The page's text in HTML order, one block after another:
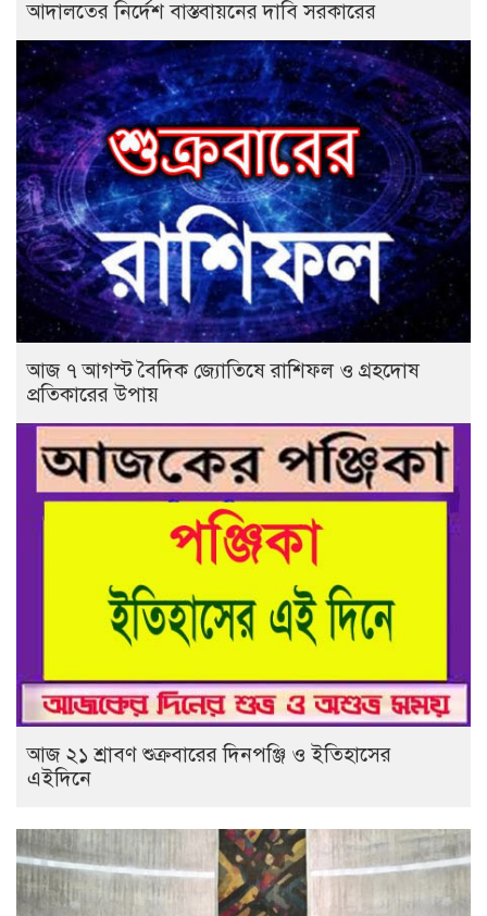
আদালতের নির্দেশ বাস্তবায়নের দাবি সরকারের
আজ ৭ আগস্ট বৈদিক জ্যোতিষে রাশিফল ও গ্রহদোষ
প্রতিকারের উপায়
আজ ২১ শ্রাবণ শুক্রবারের দিনপঞ্জি ও ইতিহাসের
এইদিনে